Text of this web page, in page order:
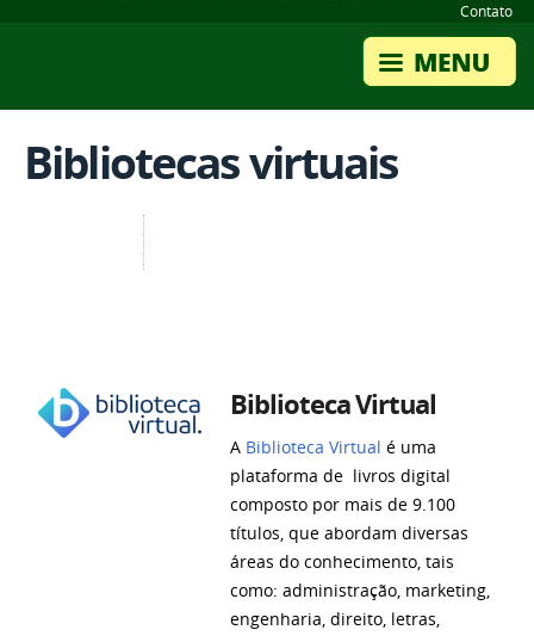
Contato
Bibliotecas virtuais
Biblioteca Virtual
A Biblioteca Virtualé uma
plataforma de livros digital
composto por mais de 9.100
títulos, que abordam diversas
áreas do conhecimento, tais
como: administração, marketing,
engenharia, direito, letras,